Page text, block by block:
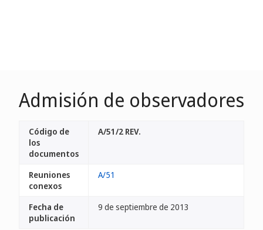
Admisión de observadores
Código de
los
documentos
A/51/2 REV.
Reuniones
conexos
A/51
Fecha de
publicación
9 de septiembre de 2013